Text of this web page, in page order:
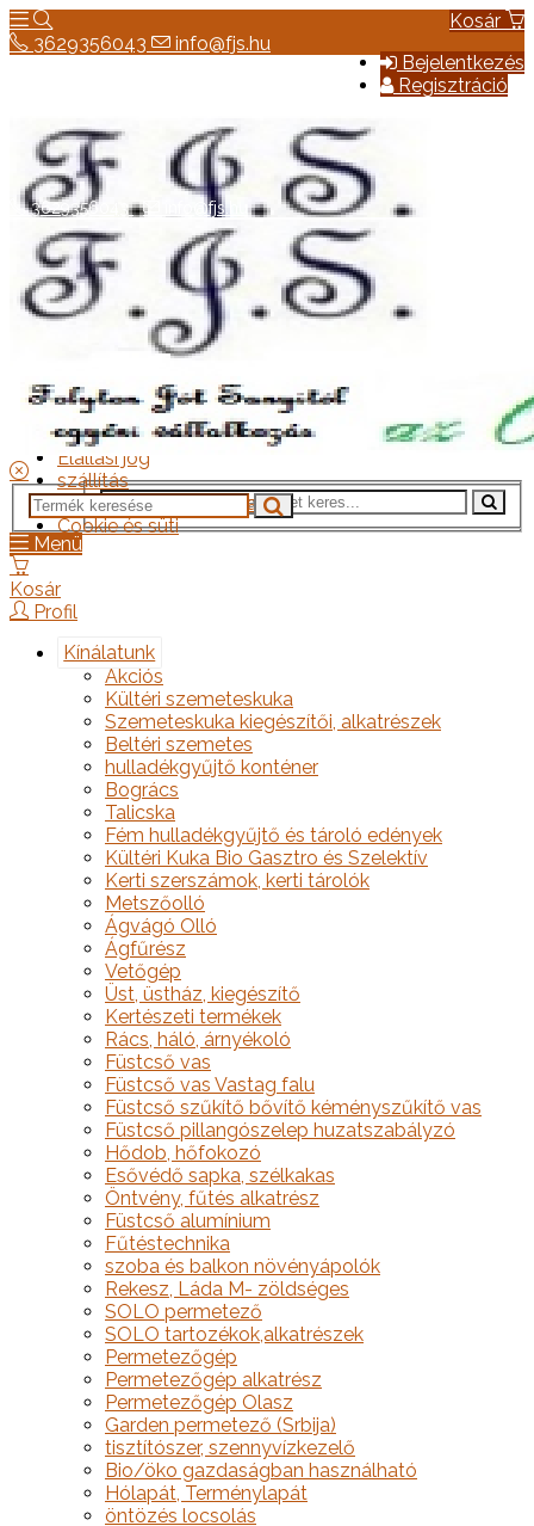
Kosár
Bejelentkezés
Regisztráció
3629356043 info@fjs.hu
Hírek
Elérhetőség
Általános szerződési feltételek
Elállási jog
szállítás
Adatkezelési tájékoztató
Cookie és süti
3629356043 info@fjs.hu
Menü
Kosár
Profil
Kínálatunk
Akciós
Kültéri szemeteskuka
Szemeteskuka kiegészítői, alkatrészek
Beltéri szemetes
hulladékgyűjtő konténer
Bogrács
Talicska
Fém hulladékgyűjtő és tároló edények
Kültéri Kuka Bio Gasztro és Szelektív
Kerti szerszámok, kerti tárolók
Metszőolló
Ágvágó Olló
Ágfűrész
Vetőgép
Üst, üstház, kiegészítő
Kertészeti termékek
Rács, háló, árnyékoló
Füstcső vas
Füstcső vas Vastag falu
Füstcső szűkítő bővítő kéményszűkítő vas
Füstcső pillangószelep huzatszabályzó
Hődob, hőfokozó
Esővédő sapka, szélkakas
Öntvény, fűtés alkatrész
Füstcső alumínium
Fűtéstechnika
szoba és balkon növényápolók
Rekesz, Láda M- zöldséges
SOLO permetező
SOLO tartozékok,alkatrészek
Permetezőgép
Permetezőgép alkatrész
Permetezőgép Olasz
Garden permetező (Srbija)
tisztítószer, szennyvízkezelő
Bio/öko gazdaságban használható
Hólapát, Terménylapát
öntözés locsolás